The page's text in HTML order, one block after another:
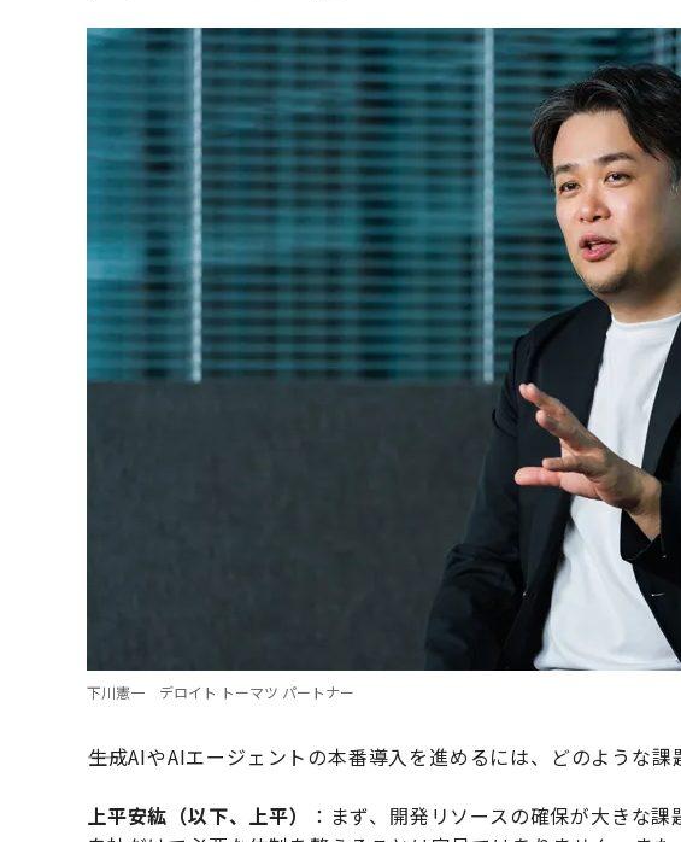
下川憲一 デロイト トーマツ パートナー
――生成AIやAIエージェントの本番導入を進めるには、どのような課
上平安紘（以下、上平）
：まず、開発リソースの確保が大きな